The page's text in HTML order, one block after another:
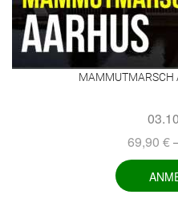
69,90 €